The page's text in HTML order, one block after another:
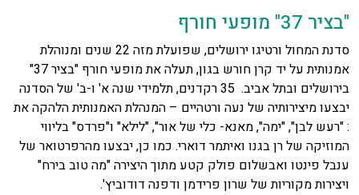
"בציר 37" מופעי חורף
סדנת המחול ורטיגו ירושלים, שפועלת מזה 22 שנים ומנוהלת
אמנותית על יד קרן חורש בגון, תעלה את מופעי חורף "בציר 37"
בירושלים ובתל אביב. 35 רקדנים, תלמידי שנה א' ו-ב' של הסדנה
יבצעו מיצירותיה של נעה ורטהיים – המנהלת האמנותית הלהקה את
: "רעש לבן", "ימה", מאנא- כלי של אור", "לילא" ו"פרדס" בליווי
המוזיקה של רן בגנו ואיתמר דוארי. כמו כן, יבצעו מהרפרטואר של
ענבל פינטו ואבשלום פולק קטע מתוך היצירה "מה טוב בירח"
ויצירות מקוריות של שרון פרידמן ודפנה דודוביץ'.